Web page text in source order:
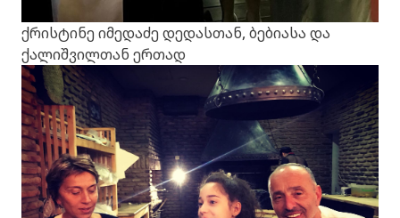
ქრისტინე იმედაძე დედასთან, ბებიასა და
ქალიშვილთან ერთად